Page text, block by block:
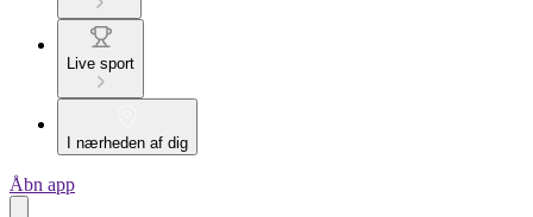
Live sport
I nærheden af dig
Åbn app